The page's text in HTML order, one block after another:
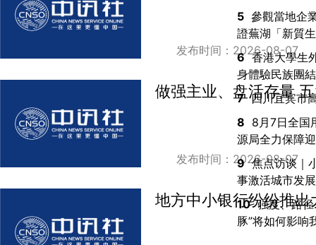
发布时间：2026-08-07
做强主业、盘活存量
发布时间：2026-08-07
地方中小银行纷纷推
5 參觀當地企
證蕪湖「新質
6 香港大學生
身體驗民族團
7 四川宜宾市
8 8月7日全国
源局全力保障
9 焦点访谈｜
事激活城市发
10 强度、路
豚”将如何影响